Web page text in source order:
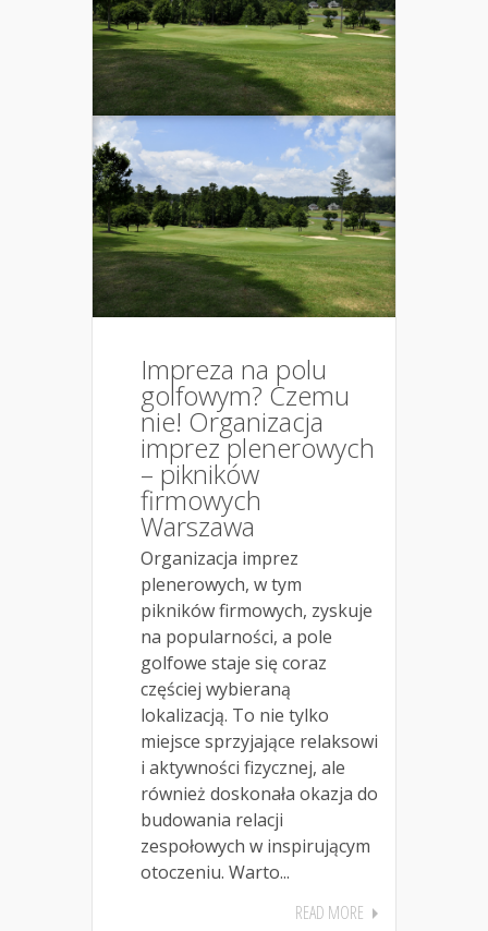
Impreza na polu
golfowym? Czemu
nie! Organizacja
imprez plenerowych
– pikników
firmowych
Warszawa
Organizacja imprez
plenerowych, w tym
pikników firmowych, zyskuje
na popularności, a pole
golfowe staje się coraz
częściej wybieraną
lokalizacją. To nie tylko
miejsce sprzyjające relaksowi
i aktywności fizycznej, ale
również doskonała okazja do
budowania relacji
zespołowych w inspirującym
otoczeniu. Warto...
READ MORE